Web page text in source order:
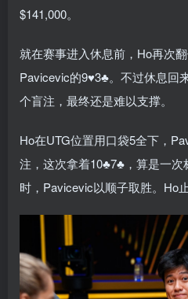
$141,000。
就在赛事进入休息前，Ho再次
Pavicevic的9♥3♣。不过休息回
个盲注，最终还是难以支撑。
Ho在UTG位置用口袋5全下，
注，这次拿着10♣7♣，算是一
时，Pavicevic以顺子取胜。Ho